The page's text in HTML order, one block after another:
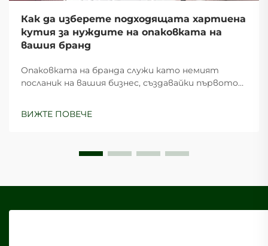
Как да изберете подходящата хартиена
кутия за нуждите на опаковката на
вашия бранд
Опаковката на бранда служи като немият
посланик на вашия бизнес, създавайки първото
покупко-решения. Изборът на подходяща
ВИЖТЕ ПОВЕЧЕ